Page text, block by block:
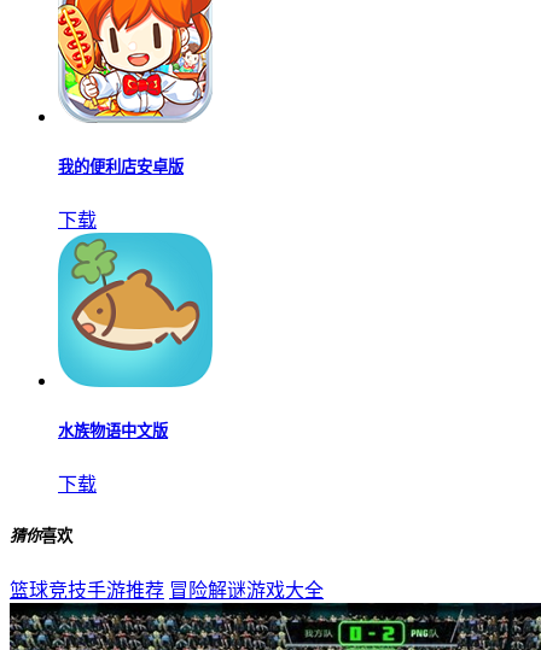
我的便利店安卓版
下载
水族物语中文版
下载
猜你喜欢
篮球竞技手游推荐 冒险解谜游戏大全